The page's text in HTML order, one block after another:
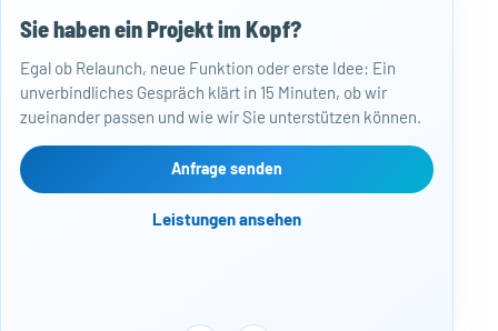
Wie digitale Zeiterfassung die Herausforderungen
Fehleranfälligkeit der Papierform
Flexibilität und Mobilität
Compliance mit gesetzlichen Vorgaben
Sie haben ein Projekt im Kopf?
Egal ob Relaunch, neue Funktion oder erste Idee: Ein
unverbindliches Gespräch klärt in 15 Minuten, ob wir
zueinander passen und wie wir Sie unterstützen können.
Anfrage senden
Leistungen ansehen